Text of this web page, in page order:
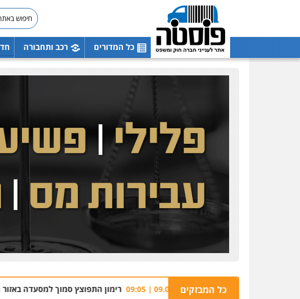
כל המדורים רכב ותחבורה
כל המבזקים
09.08 | 09:05 רימון התפוצץ סמוך למסעדה באזור התעשייה